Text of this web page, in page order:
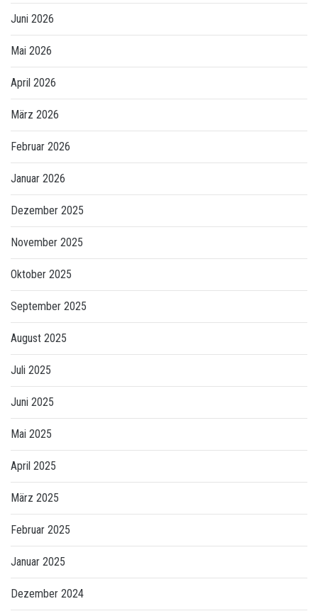
Juni 2026
Mai 2026
April 2026
März 2026
Februar 2026
Januar 2026
Dezember 2025
November 2025
Oktober 2025
September 2025
August 2025
Juli 2025
Juni 2025
Mai 2025
April 2025
März 2025
Februar 2025
Januar 2025
Dezember 2024